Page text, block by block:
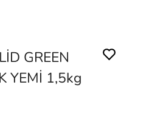
GREEN
YEMİ 1,5kg